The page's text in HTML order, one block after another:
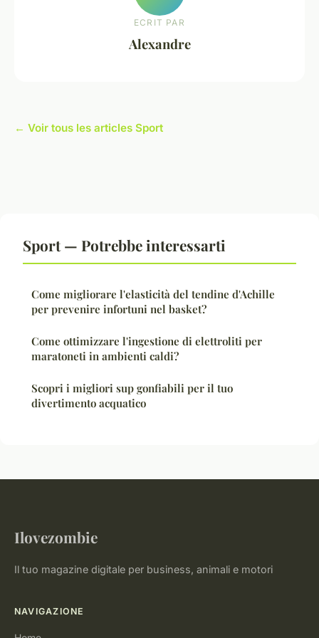
ECRIT PAR
Alexandre
← Voir tous les articles Sport
Sport — Potrebbe interessarti
Come migliorare l'elasticità del tendine d'Achille
per prevenire infortuni nel basket?
Come ottimizzare l'ingestione di elettroliti per
maratoneti in ambienti caldi?
Scopri i migliori sup gonfiabili per il tuo
divertimento acquatico
Ilovezombie
Il tuo magazine digitale per business, animali e motori
NAVIGAZIONE